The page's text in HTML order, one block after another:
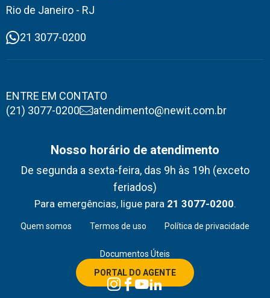
Rio de Janeiro - RJ
21 3077-0200
ENTRE EM CONTATO
(21) 3077-0200
atendimento@newit.com.br
Nosso horário de atendimento
De segunda a sexta-feira, das 9h às 19h (exceto
feriados)
Para emergências, ligue para 21 3077-0200.
Quem somos Termos de uso Política de privacidade
Documentos Úteis
PORTAL DO AGENTE